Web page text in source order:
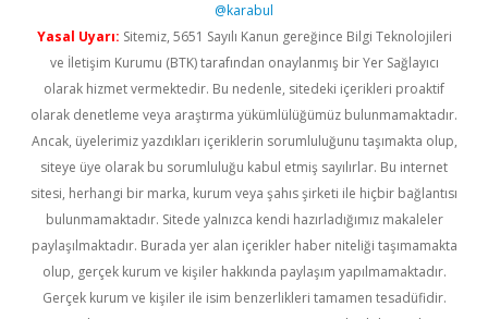
@karabul
Yasal Uyarı: Sitemiz, 5651 Sayılı Kanun gereğince Bilgi Teknolojileri
ve İletişim Kurumu (BTK) tarafından onaylanmış bir Yer Sağlayıcı
olarak hizmet vermektedir. Bu nedenle, sitedeki içerikleri proaktif
olarak denetleme veya araştırma yükümlülüğümüz bulunmamaktadır.
Ancak, üyelerimiz yazdıkları içeriklerin sorumluluğunu taşımakta olup,
siteye üye olarak bu sorumluluğu kabul etmiş sayılırlar. Bu internet
sitesi, herhangi bir marka, kurum veya şahıs şirketi ile hiçbir bağlantısı
bulunmamaktadır. Sitede yalnızca kendi hazırladığımız makaleler
paylaşılmaktadır. Burada yer alan içerikler haber niteliği taşımamakta
olup, gerçek kurum ve kişiler hakkında paylaşım yapılmamaktadır.
Gerçek kurum ve kişiler ile isim benzerlikleri tamamen tesadüfidir.